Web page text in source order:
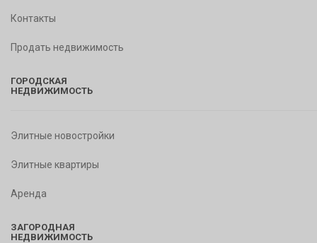
Контакты
Продать недвижимость
ГОРОДСКАЯ
НЕДВИЖИМОСТЬ
Элитные новостройки
Элитные квартиры
Аренда
ЗАГОРОДНАЯ
НЕДВИЖИМОСТЬ